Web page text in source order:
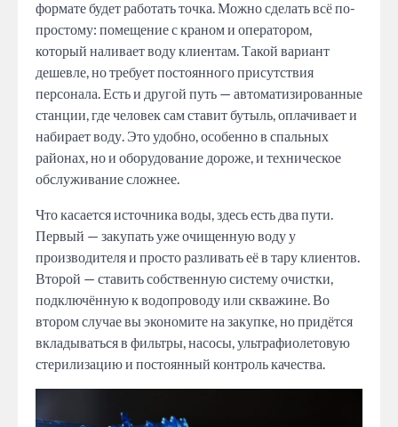
формате будет работать точка. Можно сделать всё по-
простому: помещение с краном и оператором,
который наливает воду клиентам. Такой вариант
дешевле, но требует постоянного присутствия
персонала. Есть и другой путь — автоматизированные
станции, где человек сам ставит бутыль, оплачивает и
набирает воду. Это удобно, особенно в спальных
районах, но и оборудование дороже, и техническое
обслуживание сложнее.
Что касается источника воды, здесь есть два пути.
Первый — закупать уже очищенную воду у
производителя и просто разливать её в тару клиентов.
Второй — ставить собственную систему очистки,
подключённую к водопроводу или скважине. Во
втором случае вы экономите на закупке, но придётся
вкладываться в фильтры, насосы, ультрафиолетовую
стерилизацию и постоянный контроль качества.